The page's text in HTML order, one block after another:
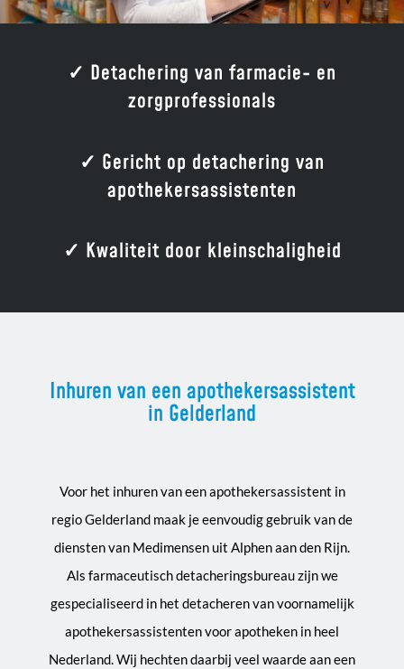
✓ Detachering van farmacie- en
zorgprofessionals
✓ Gericht op detachering van
apothekersassistenten
✓ Kwaliteit door kleinschaligheid
Inhuren van een apothekersassistent
in Gelderland
Voor het inhuren van een apothekersassistent in
regio Gelderland maak je eenvoudig gebruik van de
diensten van Medimensen uit Alphen aan den Rijn.
Als farmaceutisch detacheringsbureau zijn we
gespecialiseerd in het detacheren van voornamelijk
apothekersassistenten voor apotheken in heel
Nederland. Wij hechten daarbij veel waarde aan een